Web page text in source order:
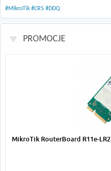
#MikroTik #CRS #DDQ
PROMOCJE
MikroTik RouterBoard R11e-LR2